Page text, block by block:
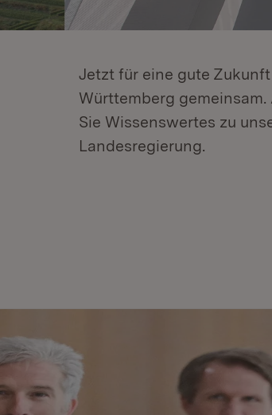
Jetzt für eine gute
Württemberg
Sie Wissenswertes zu
Landesregierung.